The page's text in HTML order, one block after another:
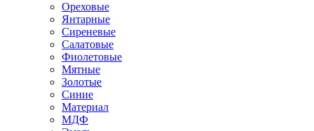
Ореховые
Янтарные
Сиреневые
Салатовые
Фиолетовые
Мятные
Золотые
Синие
Материал
МДФ